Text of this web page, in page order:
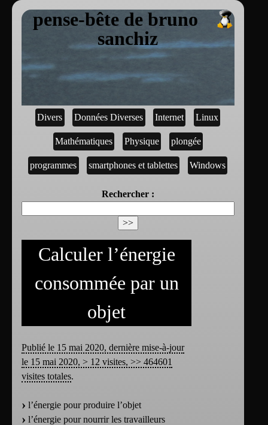
pense-bête de bruno
sanchiz
Divers Données Diverses Internet Linux
Mathématiques Physique plongée
programmes smartphones et tablettes Windows
Rechercher :
Calculer l’énergie
consommée par un
objet
Publié le 15 mai 2020, dernière mise-à-jour
le 15 mai 2020, > 12 visites, >> 464601
visites totales.
l’énergie pour produire l’objet
l’énergie pour nourrir les travailleurs